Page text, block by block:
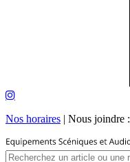
Nos horaires | Nous joindre :